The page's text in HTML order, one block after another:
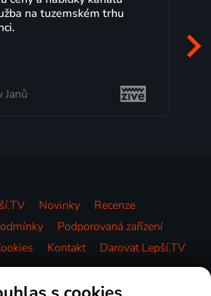
na tuzemském trhu
Novinky
Recenze
Podporovaná zařízení
Kontakt Darovat Lepší.TV
Videotéka